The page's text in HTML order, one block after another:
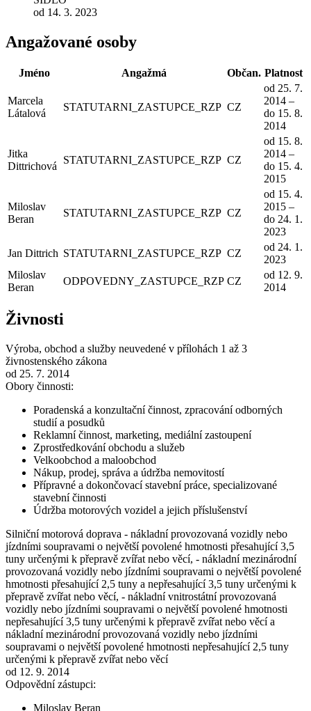
od 14. 3. 2023
Angažované osoby
Jméno Angažmá Občan. Platnost
Marcela
Látalová
STATUTARNI_ZASTUPCE_RZP CZ
od 25. 7.
2014 –
do 15. 8.
2014
Jitka
Dittrichová
STATUTARNI_ZASTUPCE_RZP CZ
od 15. 8.
2014 –
do 15. 4.
2015
Miloslav
Beran
STATUTARNI_ZASTUPCE_RZP CZ
od 15. 4.
2015 –
do 24. 1.
2023
Jan Dittrich STATUTARNI_ZASTUPCE_RZP CZ
od 24. 1.
2023
Miloslav
Beran
ODPOVEDNY_ZASTUPCE_RZP CZ
od 12. 9.
2014
Živnosti
Výroba, obchod a služby neuvedené v přílohách 1 až 3
živnostenského zákona
od 25. 7. 2014
Obory činnosti:
Poradenská a konzultační činnost, zpracování odborných
studií a posudků
Reklamní činnost, marketing, mediální zastoupení
Zprostředkování obchodu a služeb
Velkoobchod a maloobchod
Nákup, prodej, správa a údržba nemovitostí
Přípravné a dokončovací stavební práce, specializované
stavební činnosti
Údržba motorových vozidel a jejich příslušenství
Silniční motorová doprava - nákladní provozovaná vozidly nebo
jízdními soupravami o největší povolené hmotnosti přesahující 3,5
tuny určenými k přepravě zvířat nebo věcí, - nákladní mezinárodní
provozovaná vozidly nebo jízdními soupravami o největší povolené
hmotnosti přesahující 2,5 tuny a nepřesahující 3,5 tuny určenými k
přepravě zvířat nebo věcí, - nákladní vnitrostátní provozovaná
vozidly nebo jízdními soupravami o největší povolené hmotnosti
nepřesahující 3,5 tuny určenými k přepravě zvířat nebo věcí a
nákladní mezinárodní provozovaná vozidly nebo jízdními
soupravami o největší povolené hmotnosti nepřesahující 2,5 tuny
určenými k přepravě zvířat nebo věcí
od 12. 9. 2014
Odpovědní zástupci:
Miloslav Beran